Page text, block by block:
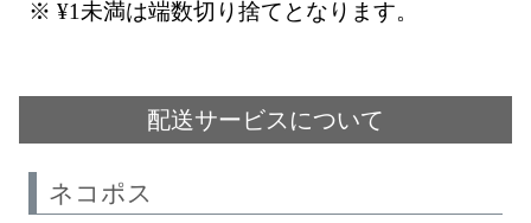
¥1未満は端数切り捨てとなります。
配送サービスについて
ネコポス